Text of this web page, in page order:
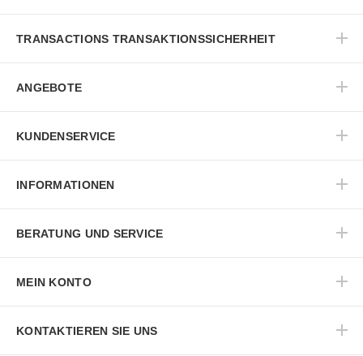
TRANSACTIONS TRANSAKTIONSSICHERHEIT
ANGEBOTE
KUNDENSERVICE
INFORMATIONEN
BERATUNG UND SERVICE
MEIN KONTO
KONTAKTIEREN SIE UNS